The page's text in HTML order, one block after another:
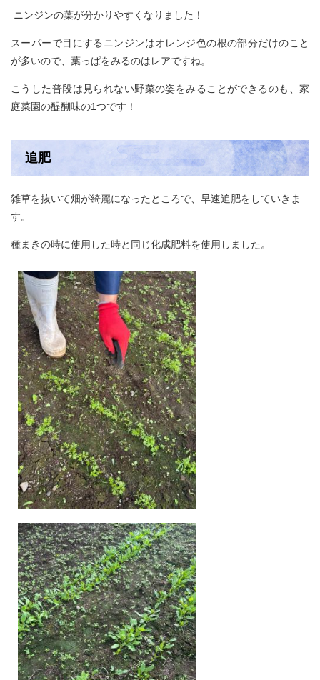
ニンジンの葉が分かりやすくなりました！
スーパーで目にするニンジンはオレンジ色の根の部分だけのこと
が多いので、葉っぱをみるのはレアですね。
こうした普段は見られない野菜の姿をみることができるのも、家
庭菜園の醍醐味の1つです！
追肥
雑草を抜いて畑が綺麗になったところで、早速追肥をしていきま
す。
種まきの時に使用した時と同じ化成肥料を使用しました。